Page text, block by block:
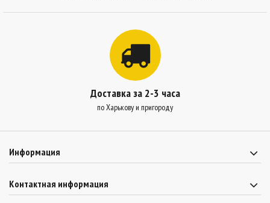
Доставка за 2-3 часа
по Харькову и пригороду
Информация
Контактная информация